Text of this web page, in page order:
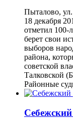
Пыталово,
18 декабря
отметил 100-
берет свои
выборов
района,
советской
Талковской
Районные